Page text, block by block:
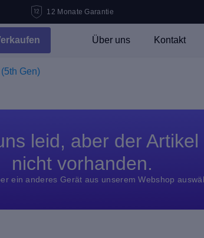
12 Monate Garantie
Über uns Kontakt
Gen)
leid, aber der Artikel
nicht vorhanden.
ein anderes Gerät aus unserem Webshop